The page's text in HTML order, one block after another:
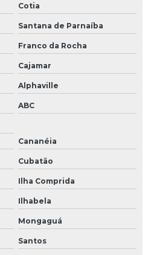
Cotia
Santana de Parnaíba
Franco da Rocha
Cajamar
Alphaville
ABC
Cananéia
Cubatão
Ilha Comprida
Ilhabela
Mongaguá
Santos